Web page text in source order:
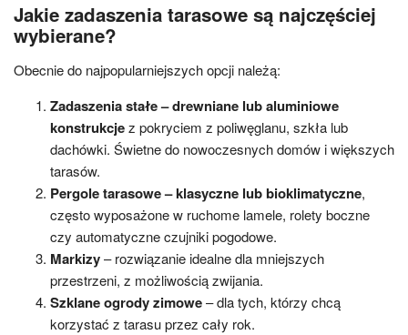
Jakie zadaszenia tarasowe są najczęściej
wybierane?
Obecnie do najpopularniejszych opcji należą:
Zadaszenia stałe – drewniane lub aluminiowe
konstrukcjez pokryciem z poliwęglanu, szkła lub
dachówki. Świetne do nowoczesnych domów i większych
tarasów.
Pergole tarasowe – klasyczne lub bioklimatyczne,
często wyposażone w ruchome lamele, rolety boczne
czy automatyczne czujniki pogodowe.
Markizy– rozwiązanie idealne dla mniejszych
przestrzeni, z możliwością zwijania.
Szklane ogrody zimowe– dla tych, którzy chcą
korzystać z tarasu przez cały rok.